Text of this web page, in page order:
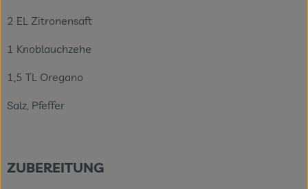
2 EL Zitronensaft
1 Knoblauchzehe
1,5 TL Oregano
Salz, Pfeffer
ZUBEREITUNG